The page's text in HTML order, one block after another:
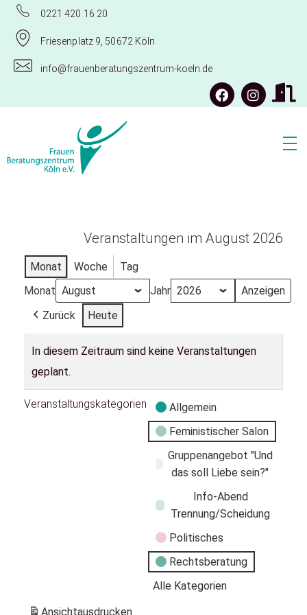
0221 420 16 20
Friesenplatz 9, 50672 Köln
info@frauenberatungszentrum-koeln.de
Veranstaltungen im August 2026
Monat Woche
Tag
Monat
Jahr
Zurück
Heute
In diesem Zeitraum sind keine Veranstaltungen
geplant.
Veranstaltungskategorien
Allgemein
Feministischer Salon
Gruppenangebot "Und
das soll Liebe sein?"
Info-Abend
Trennung/Scheidung
Politisches
Rechtsberatung
Alle Kategorien
Ansichtausdrucken